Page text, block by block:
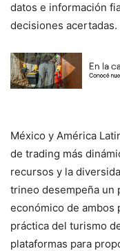
datos e información
decisiones acertadas.
México y América
de trading más
recursos y la
trineo desempeña un
económico de ambos
práctica del turismo
plataformas para